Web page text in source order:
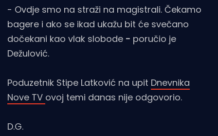
- Ovdje smo na straži na magistrali. Čekamo
bagere i ako se ikad ukažu bit će svečano
dočekani kao vlak slobode - poručio je
Dežulović.
Poduzetnik Stipe Latković na upit Dnevnika
Nove TV ovoj temi danas nije odgovorio.
D.G.